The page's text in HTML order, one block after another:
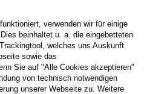
verwenden wir für einige
beinhaltet u. a. die eingebetteten
welches uns Auskunft
sowie das
Sie auf "Alle Cookies akzeptieren"
von technisch notwendigen
unserer Webseite zu. Weitere